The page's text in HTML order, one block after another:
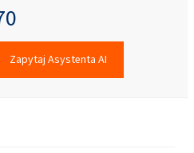
Zapytaj Asystenta AI